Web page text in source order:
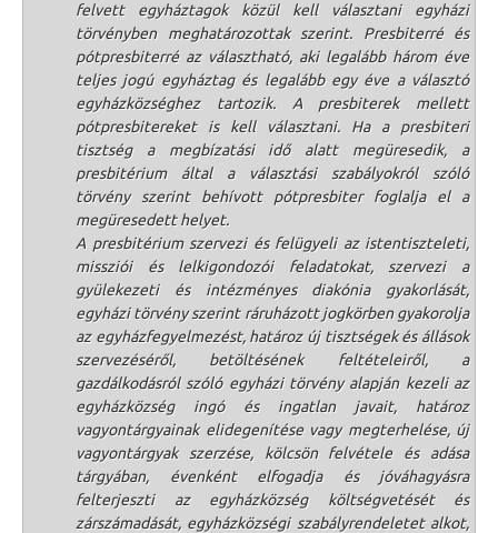
felvett egyháztagok közül kell választani egyházi
törvényben meghatározottak szerint. Presbiterré és
pótpresbiterré az választható, aki legalább három éve
teljes jogú egyháztag és legalább egy éve a választó
egyházközséghez tartozik. A presbiterek mellett
pótpresbitereket is kell választani. Ha a presbiteri
tisztség a megbízatási idő alatt megüresedik, a
presbitérium által a választási szabályokról szóló
törvény szerint behívott pótpresbiter foglalja el a
megüresedett helyet.
A presbitérium szervezi és felügyeli az istentiszteleti,
missziói és lelkigondozói feladatokat, szervezi a
gyülekezeti és intézményes diakónia gyakorlását,
egyházi törvény szerint ráruházott jogkörben gyakorolja
az egyházfegyelmezést, határoz új tisztségek és állások
szervezéséről, betöltésének feltételeiről, a
gazdálkodásról szóló egyházi törvény alapján kezeli az
egyházközség ingó és ingatlan javait, határoz
vagyontárgyainak elidegenítése vagy megterhelése, új
vagyontárgyak szerzése, kölcsön felvétele és adása
tárgyában, évenként elfogadja és jóváhagyásra
felterjeszti az egyházközség költségvetését és
zárszámadását, egyházközségi szabályrendeletet alkot,